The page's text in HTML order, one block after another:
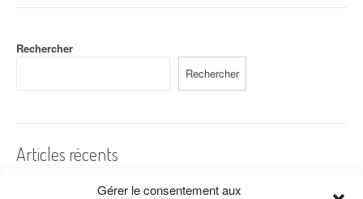
Gérer le consentement aux
Rechercher
Rechercher
Articles récents
A quelles dates de l’année offre-t-on des fleurs ?